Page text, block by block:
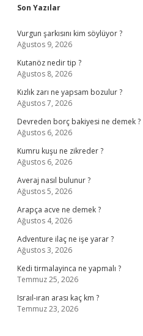
Sidebar
Son Yazılar
Vurgun şarkısını kim söylüyor ?
Ağustos 9, 2026
Kutanöz nedir tip ?
Ağustos 8, 2026
Kızlık zarı ne yapsam bozulur ?
Ağustos 7, 2026
Devreden borç bakiyesi ne demek ?
Ağustos 6, 2026
Kumru kuşu ne zikreder ?
Ağustos 6, 2026
Averaj nasıl bulunur ?
Ağustos 5, 2026
Arapça acve ne demek ?
Ağustos 4, 2026
Adventure ilaç ne işe yarar ?
Ağustos 3, 2026
Kedi tirmalayinca ne yapmalı ?
Temmuz 25, 2026
Israıl-ıran arası kaç km ?
Temmuz 23, 2026